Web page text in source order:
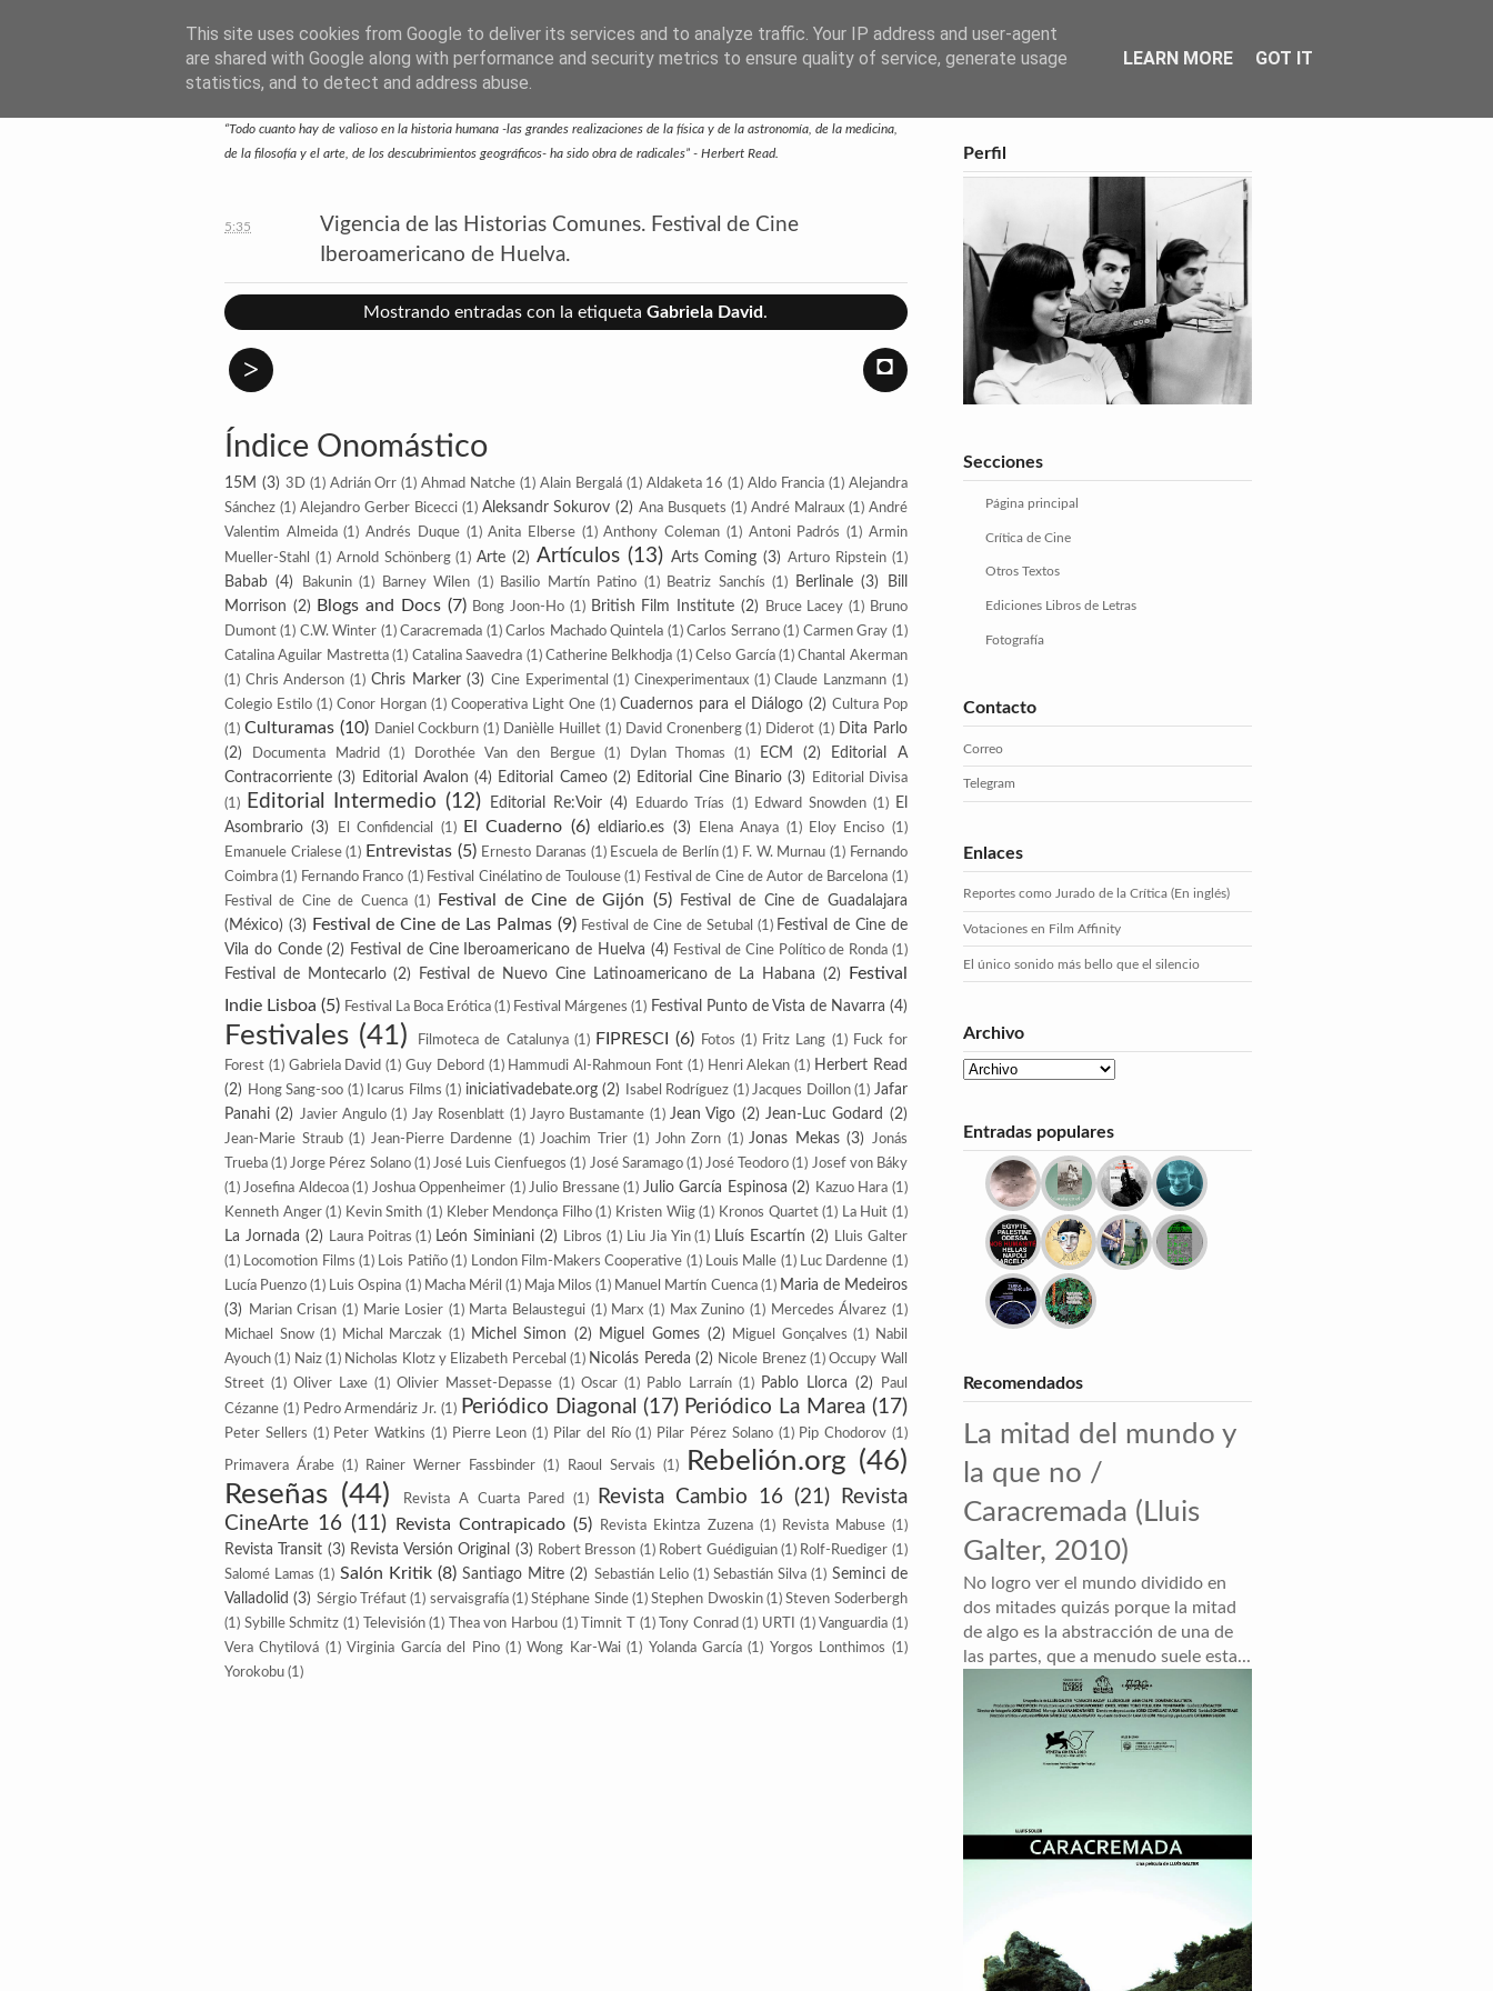
SUBTEXTO.ES
—Escritos de José Ramón Otero Roko—
feed
“Todo cuanto hay de valioso en la historia humana -las grandes realizaciones de la física y de la astronomía, de la medicina,
de la filosofía y el arte, de los descubrimientos geográficos- ha sido obra de radicales” - Herbert Read.
5:35
Vigencia de las Historias Comunes. Festival de Cine
Iberoamericano de Huelva.
Mostrando entradas con la etiquetaGabriela David.
◘
>
Índice Onomástico
15M (3) 3D (1) Adrián Orr (1) Ahmad Natche (1) Alain Bergalá (1) Aldaketa 16 (1) Aldo Francia (1) Alejandra
Sánchez (1) Alejandro Gerber Bicecci (1) Aleksandr Sokurov (2) Ana Busquets (1) André Malraux (1) André
Valentim Almeida (1) Andrés Duque (1) Anita Elberse (1) Anthony Coleman (1) Antoni Padrós (1) Armin
Mueller-Stahl
(1) Arnold Schönberg (1) Arte (2) Artículos (13) Arts Coming (3) Arturo Ripstein (1)
Babab (4) Bakunin (1) Barney Wilen (1) Basilio Martín Patino (1) Beatriz Sanchís (1) Berlinale (3)
Bill
Morrison (2) Blogs and Docs (7) Bong Joon-Ho (1) British Film Institute (2) Bruce Lacey (1) Bruno
Dumont (1) C.W. Winter (1) Caracremada (1) Carlos Machado Quintela (1) Carlos Serrano (1) Carmen Gray (1)
Catalina Aguilar Mastretta (1) Catalina Saavedra (1) Catherine Belkhodja (1) Celso García (1) Chantal Akerman
(1) Chris Anderson (1) Chris Marker (3) Cine Experimental (1) Cinexperimentaux (1) Claude Lanzmann (1)
Colegio Estilo (1) Conor Horgan (1) Cooperativa Light One (1) Cuadernos para el Diálogo (2) Cultura Pop
(1) Culturamas (10) Daniel Cockburn (1) Danièlle Huillet (1) David Cronenberg (1) Diderot (1) Dita Parlo
(2)
Documenta Madrid (1) Dorothée Van den Bergue (1) Dylan Thomas (1) ECM (2)
Editorial A
Contracorriente (3) Editorial Avalon (4) Editorial Cameo (2) Editorial Cine Binario (3)
Editorial Divisa
(1)
Editorial Intermedio (12) Editorial Re:Voir (4) Eduardo Trías (1) Edward Snowden (1)
El
Asombrario (3) El Confidencial (1) El Cuaderno (6) eldiario.es (3) Elena Anaya (1) Eloy Enciso (1)
Emanuele Crialese (1) Entrevistas (5) Ernesto Daranas (1) Escuela de Berlín (1) F. W. Murnau (1) Fernando
Coimbra (1) Fernando Franco (1) Festival Cinélatino de Toulouse (1) Festival de Cine de Autor de Barcelona (1)
Festival de Cine de Cuenca (1) Festival de Cine de Gijón (5)
Festival de Cine de Guadalajara
(México) (3) Festival de Cine de Las Palmas (9) Festival de Cine de Setubal (1) Festival de Cine de
Vila do Conde (2) Festival de Cine Iberoamericano de Huelva (4) Festival de Cine Político de Ronda (1)
Festival de Montecarlo (2) Festival de Nuevo Cine Latinoamericano de La Habana (2)
Festival
Indie Lisboa (5) Festival La Boca Erótica (1) Festival Márgenes (1) Festival Punto de Vista de Navarra (4)
Festivales (41) Filmoteca de Catalunya (1) FIPRESCI (6) Fotos (1) Fritz Lang (1)
Fuck for
Forest (1) Gabriela David (1) Guy Debord (1) Hammudi Al-Rahmoun Font (1) Henri Alekan (1) Herbert Read
(2)
Hong Sang-soo (1) Icarus Films (1) iniciativadebate.org (2) Isabel Rodríguez (1) Jacques Doillon (1) Jafar
Panahi (2) Javier Angulo (1) Jay Rosenblatt (1) Jayro Bustamante (1) Jean Vigo (2) Jean-Luc Godard (2)
Jean-Marie Straub (1) Jean-Pierre Dardenne (1) Joachim Trier (1) John Zorn (1) Jonas Mekas (3)
Jonás
Trueba (1) Jorge Pérez Solano (1) José Luis Cienfuegos (1) José Saramago (1) José Teodoro (1) Josef von Báky
(1) Josefina Aldecoa (1) Joshua Oppenheimer (1) Julio Bressane (1) Julio García Espinosa (2) Kazuo Hara (1)
Kenneth Anger (1) Kevin Smith (1) Kleber Mendonça Filho (1) Kristen Wiig (1) Kronos Quartet (1) La Huit (1)
La Jornada (2) Laura Poitras (1) León Siminiani (2) Libros (1) Liu Jia Yin (1) Lluís Escartín (2)
Lluis Galter
(1)
Locomotion Films (1) Lois Patiño (1) London Film-Makers Coope­rative (1) Louis Malle (1) Luc Dardenne (1)
Lucía Puenzo (1) Luis Ospina (1) Macha Méril (1) Maja Milos (1) Manuel Martín Cuenca (1) Maria de Medeiros
(3)
Marian Crisan (1) Marie Losier (1) Marta Belaustegui (1) Marx (1) Max Zunino (1) Mercedes Álvarez (1)
Michael Snow (1) Michal Marczak (1) Michel Simon (2) Miguel Gomes (2) Miguel Gonçalves (1)
Nabil
Ayouch (1) Naiz (1) Nicholas Klotz y Elizabeth Percebal (1) Nicolás Pereda (2) Nicole Brenez (1) Occupy Wall
Street (1) Oliver Laxe (1) Olivier Masset-Depasse (1) Oscar (1) Pablo Larraín (1) Pablo Llorca (2)
Paul
Cézanne (1) Pedro Armendáriz Jr. (1) Periódico Diagonal (17) Periódico La Marea (17)
Peter Sellers (1) Peter Watkins (1) Pierre Leon (1) Pilar del Río (1) Pilar Pérez Solano (1) Pip Cho­dorov (1)
Primavera Árabe (1) Rainer Werner Fassbinder (1) Raoul Servais (1) Rebelión.org (46)
Reseñas (44) Revista A Cuarta Pared (1) Revista Cambio 16 (21)
Revista
CineArte 16 (11) Revista Contrapicado (5) Revista Ekintza Zuzena (1) Revista Mabuse (1)
Revista Transit (3) Revista Versión Original (3) Robert Bresson (1) Robert Guédiguian (1) Rolf-Ruediger (1)
Salomé Lamas (1) Salón Kritik (8) Santiago Mitre (2) Sebastián Lelio (1) Sebastián Silva (1) Seminci de
Valladolid (3) Sérgio Tréfaut (1) servaisgrafía (1) Stéphane Sinde (1) Stephen Dwoskin (1) Steven Soderbergh
(1) Sybille Schmitz (1) Televisión (1) Thea von Harbou (1) Timnit T (1) Tony Conrad (1) URTI (1) Vanguardia (1)
Vera Chytilová (1) Virginia García del Pino (1) Wong Kar-Wai (1) Yolanda García (1) Yorgos Lonthimos (1)
Yorokobu (1)
Perfil
Secciones
Página principal
Crítica de Cine
Otros Textos
Ediciones Libros de Letras
Fotografía
Contacto
Correo
Telegram
Enlaces
Reportes como Jurado de la Crítica (En inglés)
Votaciones en Film Affinity
El único sonido más bello que el silencio
Archivo
Entradas populares
Recomendados
La mitad del mundo y
la que no /
Caracremada (Lluis
Galter, 2010)
No logro ver el mundo dividido en
dos mitades quizás porque la mitad
de algo es la abstracción de una de
las partes, que a menudo suele esta...
This site uses cookies from Google to deliver its services and to analyze traffic. Your IP address and user-agent
are shared with Google along with performance and security metrics to ensure quality of service, generate usage
statistics, and to detect and address abuse.
LEARN MORE GOT IT